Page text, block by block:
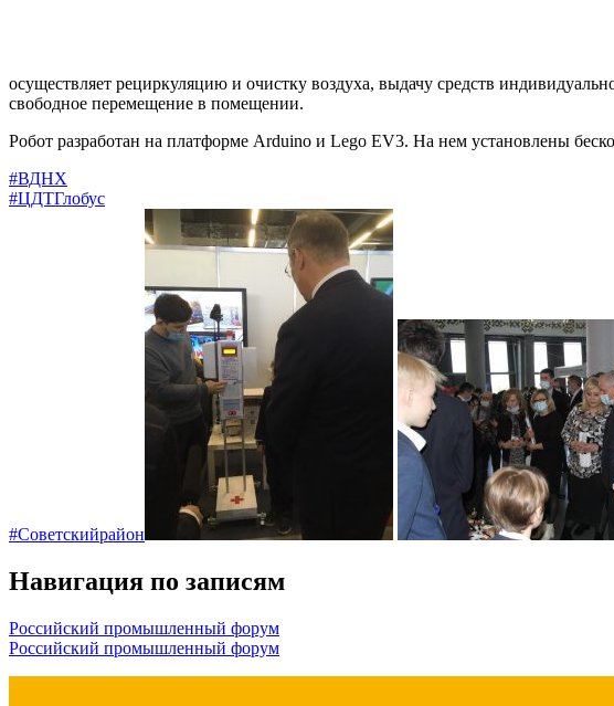
осуществляет рециркуляцию и очистку воздуха, выдачу средств
свободное перемещение в помещении.
Робот разработан на платформе Arduino и Lego EV3. На нем установлены
#ВДНХ
#ЦДТГлобус
#Советскийрайон
Навигация по записям
Российский промышленный форум
Российский промышленный форум